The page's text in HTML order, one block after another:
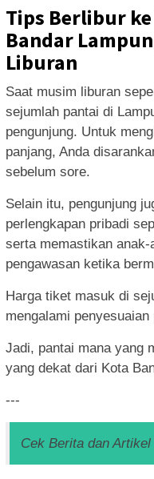
Tips Berlibur
Bandar
Liburan
Saat musim liburan
sejumlah pantai di
pengunjung. Untuk
panjang, Anda
sebelum sore.
Selain itu, pengunjung
perlengkapan pribadi
serta memastikan
pengawasan ketika
Harga tiket masuk di
mengalami
Jadi, pantai mana yang
yang dekat dari Kota
---
Cek Berita dan